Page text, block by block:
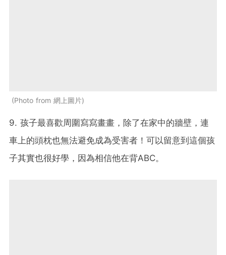
Photo from 網上圖片
9. 孩子最喜歡周圍寫寫畫畫，除了在家中的牆壁，連
車上的頭枕也無法避免成為受害者！可以留意到這個孩
子其實也很好學，因為相信他在背ABC。